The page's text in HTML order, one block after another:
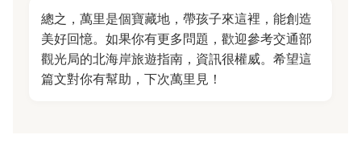
總之，萬里是個寶藏地，帶孩子來這裡，能創造
美好回憶。如果你有更多問題，歡迎參考交通部
觀光局的北海岸旅遊指南，資訊很權威。希望這
篇文對你有幫助，下次萬里見！